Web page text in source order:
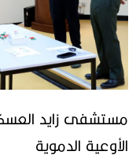
مستشفى زايد
الأوعية الدموية